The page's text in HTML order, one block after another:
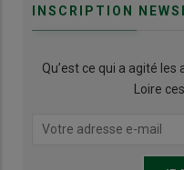
INSCRIPTION
Qu’est ce qui a agité
Loire